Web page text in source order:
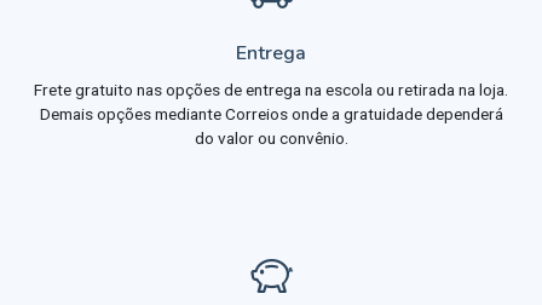
Entrega
Frete gratuito nas opções de entrega na escola ou retirada na loja.
Demais opções mediante Correios onde a gratuidade dependerá
do valor ou convênio.